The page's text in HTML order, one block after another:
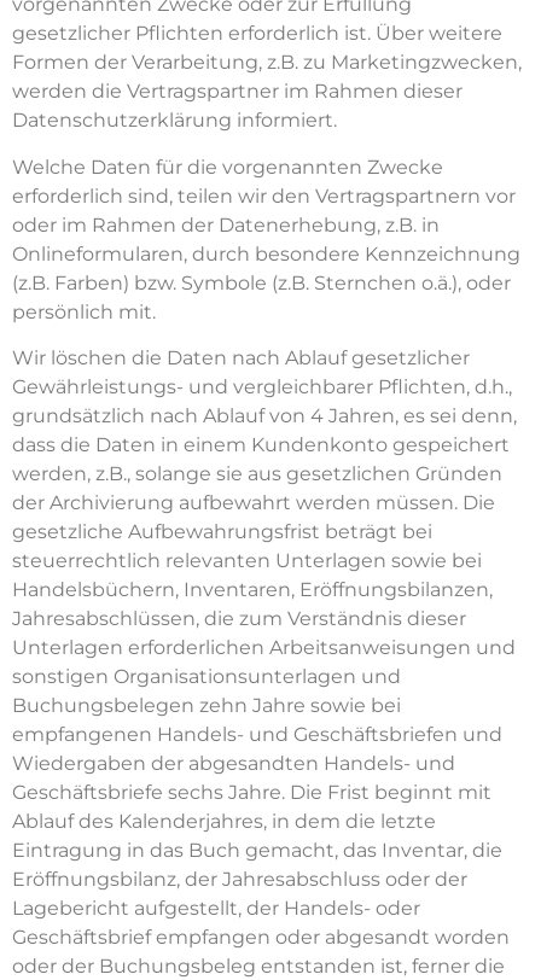
gesetzlicher Pflichten erforderlich ist. Über weitere
Formen der Verarbeitung, z.B. zu Marketingzwecken,
werden die Vertragspartner im Rahmen dieser
Datenschutzerklärung informiert.
Welche Daten für die vorgenannten Zwecke
erforderlich sind, teilen wir den Vertragspartnern vor
oder im Rahmen der Datenerhebung, z.B. in
Onlineformularen, durch besondere Kennzeichnung
(z.B. Farben) bzw. Symbole (z.B. Sternchen o.ä.), oder
persönlich mit.
Wir löschen die Daten nach Ablauf gesetzlicher
Gewährleistungs- und vergleichbarer Pflichten, d.h.,
grundsätzlich nach Ablauf von 4 Jahren, es sei denn,
dass die Daten in einem Kundenkonto gespeichert
werden, z.B., solange sie aus gesetzlichen Gründen
der Archivierung aufbewahrt werden müssen. Die
gesetzliche Aufbewahrungsfrist beträgt bei
steuerrechtlich relevanten Unterlagen sowie bei
Handelsbüchern, Inventaren, Eröffnungsbilanzen,
Jahresabschlüssen, die zum Verständnis dieser
Unterlagen erforderlichen Arbeitsanweisungen und
sonstigen Organisationsunterlagen und
Buchungsbelegen zehn Jahre sowie bei
empfangenen Handels- und Geschäftsbriefen und
Wiedergaben der abgesandten Handels- und
Geschäftsbriefe sechs Jahre. Die Frist beginnt mit
Ablauf des Kalenderjahres, in dem die letzte
Eintragung in das Buch gemacht, das Inventar, die
Eröffnungsbilanz, der Jahresabschluss oder der
Lagebericht aufgestellt, der Handels- oder
Geschäftsbrief empfangen oder abgesandt worden
oder der Buchungsbeleg entstanden ist, ferner die